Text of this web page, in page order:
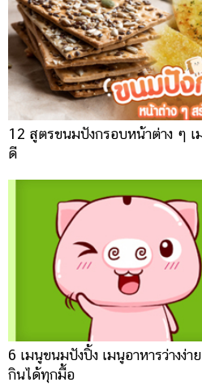
12 สูตรขนมปังกรอบหน้าต่าง ๆ เ
ดี
6 เมนูขนมปังปิ้ง เมนูอาหารว่างง่
กินได้ทุกมื้อ